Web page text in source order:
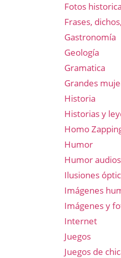
Fotos
Frases,
Gastronomía
Geología
Gramatica
Grandes
Historia
Historias y
Homo
Humor
Humor audios
Ilusiones
Imágenes
Imágenes y
Internet
Juegos
Juegos de